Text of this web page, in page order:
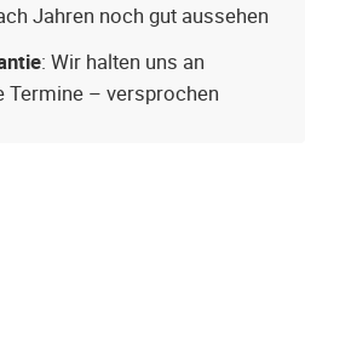
Jahren noch gut aussehen
: Wir halten uns an
Termine – versprochen